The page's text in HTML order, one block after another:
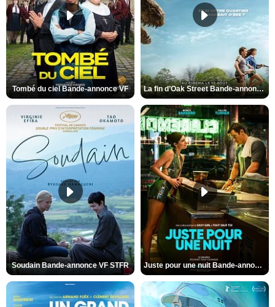
Tombé du ciel Bande-annonce VF La fin d’Oak Street Bande-annonce VO STFR
Soudain Bande-annonce VF STFR Juste pour une nuit Bande-annonce VO STFR